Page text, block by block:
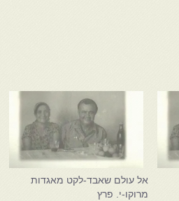
אל עולם שאבד-לקט מאגדות
מרוקו-י. פרץ